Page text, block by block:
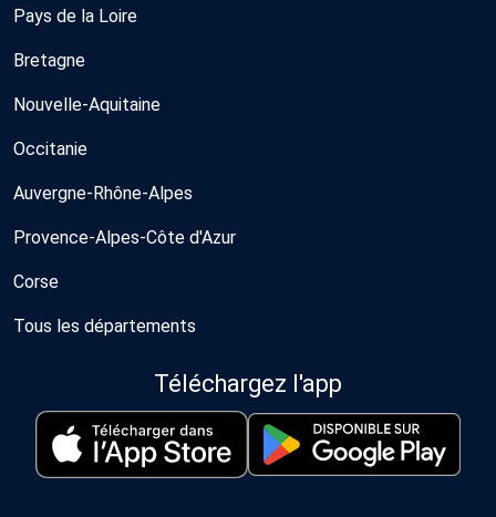
Pays de la Loire
Bretagne
Nouvelle-Aquitaine
Occitanie
Auvergne-Rhône-Alpes
Provence-Alpes-Côte d'Azur
Corse
Tous les départements
Téléchargez l'app